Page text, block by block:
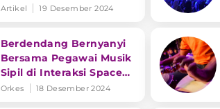
Bertahan di Dunia
Artikel 19 Desember 2024
Berdendang Bernyanyi
Bersama Pegawai Musik
Sipil di Interaksi Space
Bekasi
Orkes 18 Desember 2024